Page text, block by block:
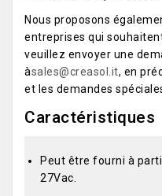
Nous proposons
entreprises qui
veuillez envoyer une
àsales@creasol.it, en
et les demandes
Caractéristiques
Peut être fourni à
27Vac.